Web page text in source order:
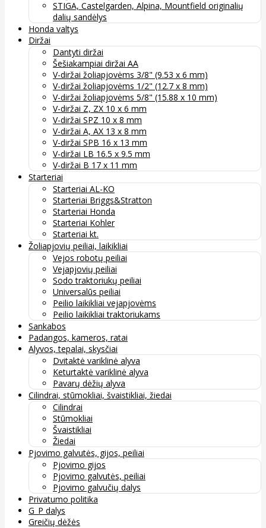
STIGA, Castelgarden, Alpina, Mountfield originalių
dalių sandėlys
Honda valtys
Diržai
Dantyti diržai
Šešiakampiai diržai AA
V-diržai žoliapjovėms 3/8" (9.53 x 6 mm)
V-diržai žoliapjovėms 1/2" (12.7 x 8 mm)
V-diržai žoliapjovėms 5/8" (15.88 x 10 mm)
V-diržai Z, ZX 10 x 6 mm
V-diržai SPZ 10 x 8 mm
V-diržai A, AX 13 x 8 mm
V-diržai SPB 16 x 13 mm
V-diržai LB 16.5 x 9.5 mm
V-diržai B 17 x 11 mm
Starteriai
Starteriai AL-KO
Starteriai Briggs&Stratton
Starteriai Honda
Starteriai Kohler
Starteriai kt.
Žoliapjovių peiliai, laikikliai
Vejos robotų peiliai
Vejapjovių peiliai
Sodo traktoriukų peiliai
Universalūs peiliai
Peilio laikikliai vejapjovėms
Peilio laikikliai traktoriukams
Sankabos
Padangos, kameros, ratai
Alyvos, tepalai, skysčiai
Dvitaktė variklinė alyva
Keturtaktė variklinė alyva
Pavarų dėžių alyva
Cilindrai, stūmokliai, švaistikliai, žiedai
Cilindrai
Stūmokliai
Švaistikliai
Žiedai
Pjovimo galvutės, gijos, peiliai
Pjovimo gijos
Pjovimo galvutės, peiliai
Pjovimo galvučių dalys
Privatumo politika
G_P dalys
Greičių dėžės